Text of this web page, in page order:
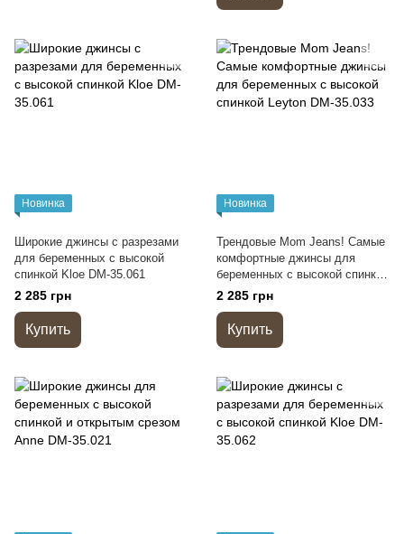
Новинка
Широкие джинсы с разрезами
для беременных с высокой
спинкой Kloe DM-35.061
2 285 грн
Купить
Новинка
Трендовые Mom Jeans! Самые
комфортные джинсы для
беременных с высокой спинкой
Leyton DM-35.033
2 285 грн
Купить